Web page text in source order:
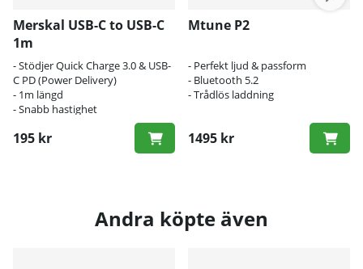
Merskal USB-C to USB-C
1m
- Stödjer Quick Charge 3.0 & USB-
C PD (Power Delivery)
- 1m längd
- Snabb hastighet
195 kr
Mtune P2
- Perfekt ljud & passform
- Bluetooth 5.2
- Trådlös laddning
1495 kr
Andra köpte även